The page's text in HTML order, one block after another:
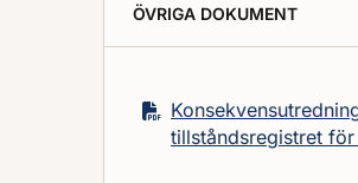
ÖVRIGA DOKUMENT
tillståndsregistret